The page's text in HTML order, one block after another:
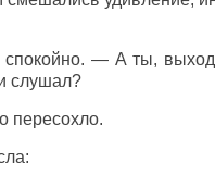
— А ты,
слушал?
пересохло.